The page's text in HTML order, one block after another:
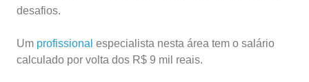
desafios.
Um profissional especialista nesta área tem o salário
calculado por volta dos R$ 9 mil reais.